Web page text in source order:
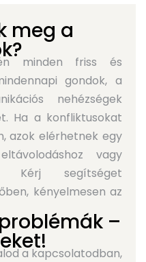
meg a
minden friss és
gondok, a
nehézségek
Ha a konfliktusokat
azok elérhetnek egy
vagy
Kérj segítséget
kényelmesen az
–
a kapcsolatodban,